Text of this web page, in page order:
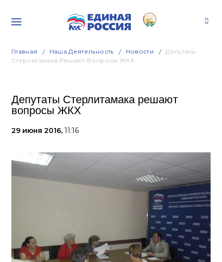
Главная Наша Деятельность Новости
Депутаты
Стерлитамака Решают Вопросы ЖКХ
Депутаты Стерлитамака решают
вопросы ЖКХ
29 июня 2016, 11:16